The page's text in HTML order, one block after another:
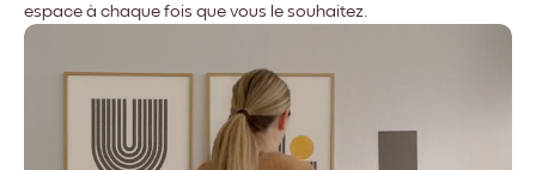
espace à chaque fois que vous le souhaitez.